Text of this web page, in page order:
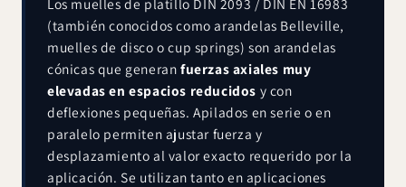
Los muelles de platillo DIN 2093 / DIN EN 16983
(también conocidos como arandelas Belleville,
muelles de disco o cup springs) son arandelas
cónicas que generan fuerzas axiales muy
elevadas en espacios reducidos y con
deflexiones pequeñas. Apilados en serie o en
paralelo permiten ajustar fuerza y
desplazamiento al valor exacto requerido por la
aplicación. Se utilizan tanto en aplicaciones